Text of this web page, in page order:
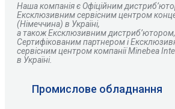
Наша компанія є Офіційним
Ексклюзивним сервісним центром
(Німеччина) в Україні,
а також Ексклюзивним дистриб’ютором,
Сертифікованим партнером і
сервісним центром компанії Minebea
в Україні.
Промислове обладнання